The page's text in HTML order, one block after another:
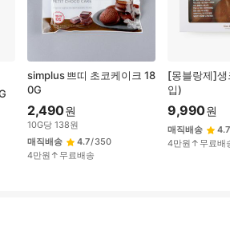
simplus 쁘띠 초코케이크 18
0G
2,490원
10G당 138원
매직배송
4.7/350
4만원↑무료배송
[몽블랑제]생
입)
9,990원
매직배송
4.7
4만원↑무료배